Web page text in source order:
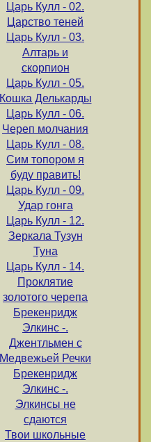
Царь Кулл - 02.
Царство теней
Царь Кулл - 03.
Алтарь и
скорпион
Царь Кулл - 05.
Кошка Делькарды
Царь Кулл - 06.
Череп молчания
Царь Кулл - 08.
Сим топором я
буду править!
Царь Кулл - 09.
Удар гонга
Царь Кулл - 12.
Зеркала Тузун
Туна
Царь Кулл - 14.
Проклятие
золотого черепа
Брекенридж
Элкинс -.
Джентльмен с
Медвежьей Речки
Брекенридж
Элкинс -.
Элкинсы не
сдаются
Твои школьные